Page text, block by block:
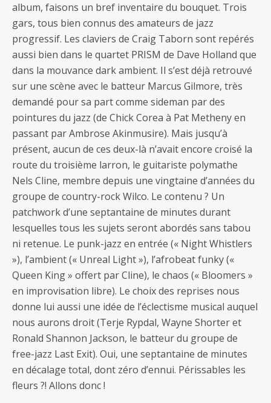
album, faisons un bref inventaire du bouquet. Trois
gars, tous bien connus des amateurs de jazz
progressif. Les claviers de Craig Taborn sont repérés
aussi bien dans le quartet PRISM de Dave Holland que
dans la mouvance dark ambient. Il s’est déjà retrouvé
sur une scène avec le batteur Marcus Gilmore, très
demandé pour sa part comme sideman par des
pointures du jazz (de Chick Corea à Pat Metheny en
passant par Ambrose Akinmusire). Mais jusqu’à
présent, aucun de ces deux-là n’avait encore croisé la
route du troisième larron, le guitariste polymathe
Nels Cline, membre depuis une vingtaine d’années du
groupe de country-rock Wilco. Le contenu ? Un
patchwork d’une septantaine de minutes durant
lesquelles tous les sujets seront abordés sans tabou
ni retenue. Le punk-jazz en entrée (« Night Whistlers
»), l’ambient (« Unreal Light »), l’afrobeat funky («
Queen King » offert par Cline), le chaos (« Bloomers »
en improvisation libre). Le choix des reprises nous
donne lui aussi une idée de l’éclectisme musical auquel
nous aurons droit (Terje Rypdal, Wayne Shorter et
Ronald Shannon Jackson, le batteur du groupe de
free-jazz Last Exit). Oui, une septantaine de minutes
en décalage total, dont zéro d’ennui. Périssables les
fleurs ?! Allons donc !